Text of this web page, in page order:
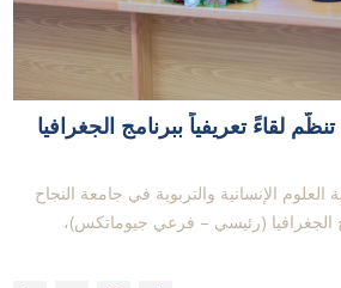
لقاءً تعريفياً ببرنامج الجغرافيا
الإنسانية والتربوية في جامعة النجاح
الجغرافيا (رئيسي – فرعي جيوماتكس)،